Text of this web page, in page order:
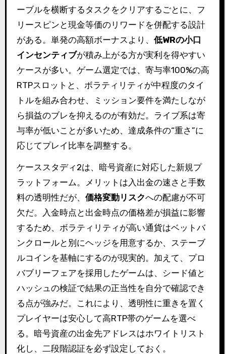
ーブルを横断するタスクをクリアするごとに、フ
リースピンと現金等価のリワードを併配する設計
がある。単発の高額ボーナスより、 低WRの小口
インセンティブが積み上がる方が実利を得やすい
ケースが多い。ゲーム選定では、寄与率100%の高
RTPスロットと、ボラティリティが中程度のタイ
トルを組み合わせ、ミッション要件を満たしなが
ら損益のブレを抑えるのが有効だ。ライブ系は寄
与率が低いことが多いため、達成条件の“重さ”に
応じてプレイ比率を調整する。
ケーススタディ2は、暗号資産に対応した新規プ
ラットフォーム。メリットは入出金の速さと手数
料の透明性だが、 価格変動リスクへの配慮が不可
欠だ。入金時点と出金時点の価格差が損益に影響
するため、ボラティリティが高い通貨はベットバ
ンクロールと別にヘッジを用意するか、ステーブ
ルコインを基軸にするのが現実的。加えて、プロ
バブリーフェアを採用したゲームは、シード値と
ハッシュの検証で結果の正当性を自分で確認でき
る点が強みだ。これにより、透明性に重きを置く
プレイヤーは安心して高RTP帯のゲームを選べ
る。暗号資産の出金先アドレスはホワイトリスト
化し、二段階認証を必ず設定しておく。